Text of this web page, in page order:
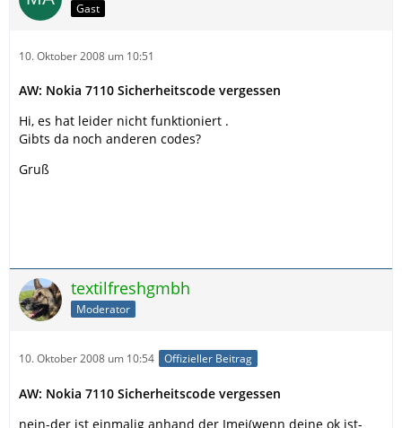
Gast
10. Oktober 2008 um 10:51
AW: Nokia 7110 Sicherheitscode vergessen
Hi, es hat leider nicht funktioniert .
Gibts da noch anderen codes?
Gruß
textilfreshgmbh
Moderator
10. Oktober 2008 um 10:54 Offizieller Beitrag
AW: Nokia 7110 Sicherheitscode vergessen
nein-der ist einmalig anhand der Imei(wenn deine ok ist-